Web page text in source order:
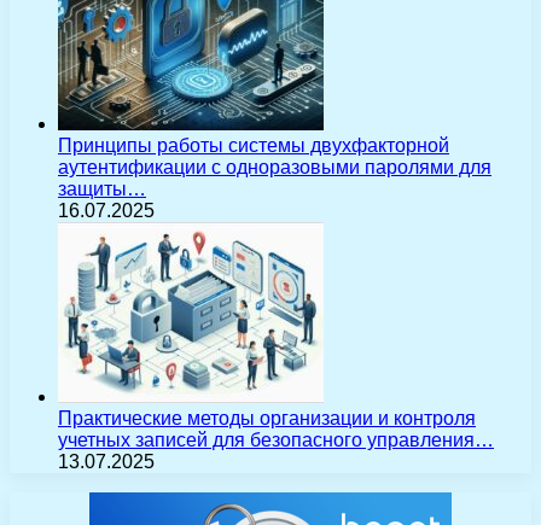
Принципы работы системы двухфакторной
аутентификации с одноразовыми паролями для
защиты…
16.07.2025
Практические методы организации и контроля
учетных записей для безопасного управления…
13.07.2025